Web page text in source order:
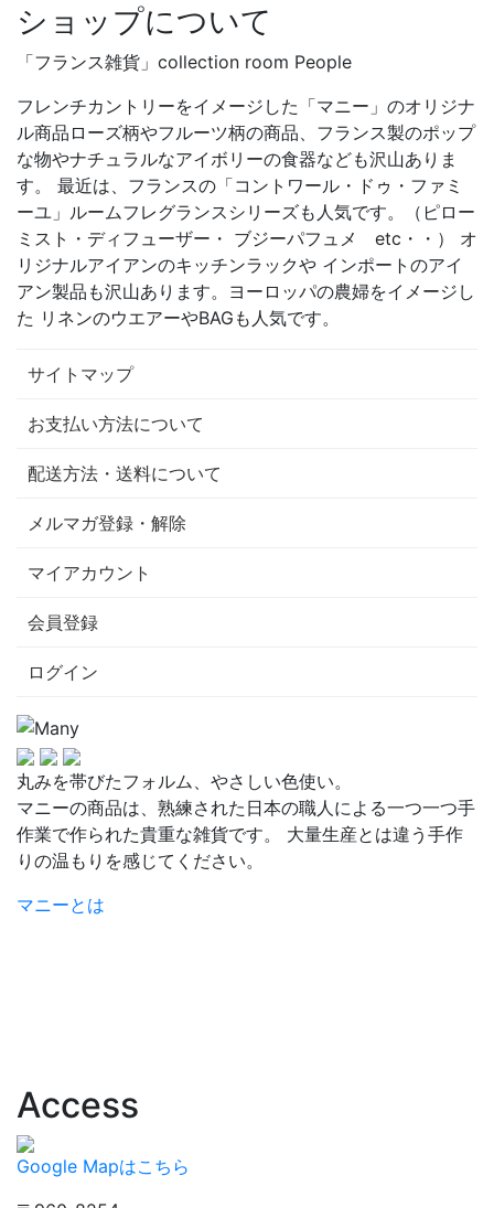
ショップについて
「フランス雑貨」collection room People
フレンチカントリーをイメージした「マニー」のオリジナ
ル商品ローズ柄やフルーツ柄の商品、フランス製のポップ
な物やナチュラルなアイボリーの食器なども沢山ありま
す。 最近は、フランスの「コントワール・ドゥ・ファミ
ーユ」ルームフレグランスシリーズも人気です。（ピロー
ミスト・ディフューザー・ ブジーパフュメ etc・・） オ
リジナルアイアンのキッチンラックや インポートのアイ
アン製品も沢山あります。ヨーロッパの農婦をイメージし
た リネンのウエアーやBAGも人気です。
サイトマップ
お支払い方法について
配送方法・送料について
メルマガ登録・解除
マイアカウント
会員登録
ログイン
丸みを帯びたフォルム、やさしい色使い。
マニーの商品は、熟練された日本の職人による一つ一つ手
作業で作られた貴重な雑貨です。 大量生産とは違う手作
りの温もりを感じてください。
マニーとは
Access
Google Mapはこちら